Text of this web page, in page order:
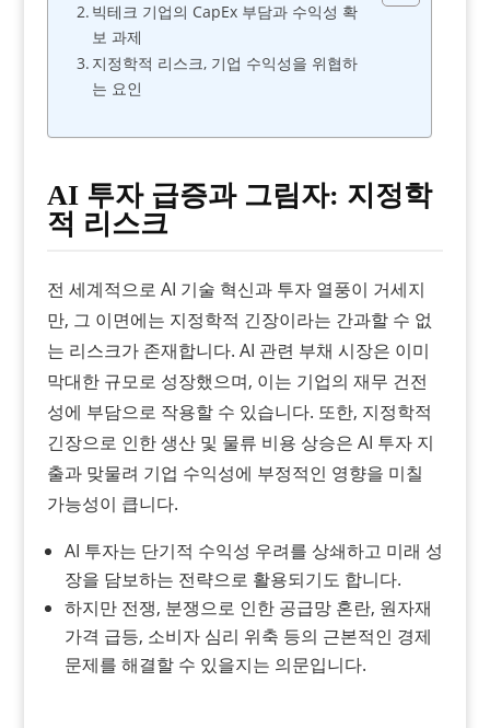
빅테크 기업의 CapEx 부담과 수익성 확
보 과제
지정학적 리스크, 기업 수익성을 위협하
는 요인
AI 투자 급증과 그림자: 지정학
적 리스크
전 세계적으로 AI 기술 혁신과 투자 열풍이 거세지
만, 그 이면에는 지정학적 긴장이라는 간과할 수 없
는 리스크가 존재합니다. AI 관련 부채 시장은 이미
막대한 규모로 성장했으며, 이는 기업의 재무 건전
성에 부담으로 작용할 수 있습니다. 또한, 지정학적
긴장으로 인한 생산 및 물류 비용 상승은 AI 투자 지
출과 맞물려 기업 수익성에 부정적인 영향을 미칠
가능성이 큽니다.
AI 투자는 단기적 수익성 우려를 상쇄하고 미래 성
장을 담보하는 전략으로 활용되기도 합니다.
하지만 전쟁, 분쟁으로 인한 공급망 혼란, 원자재
가격 급등, 소비자 심리 위축 등의 근본적인 경제
문제를 해결할 수 있을지는 의문입니다.